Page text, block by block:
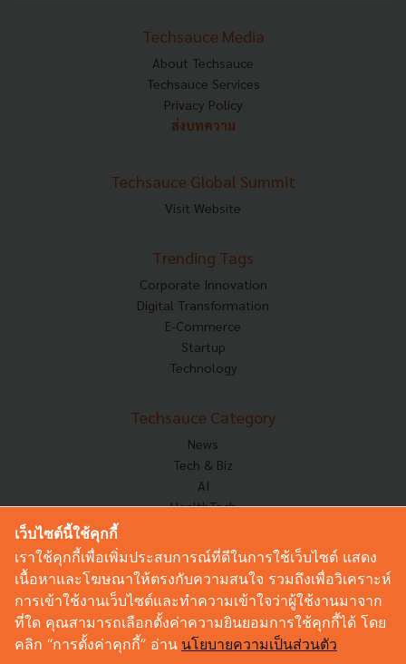
Techsauce Media
About Techsauce
Techsauce Services
Privacy Policy
ส่งบทความ
Techsauce Global Summit
Visit Website
Trending Tags
Corporate Innovation
Digital Transformation
E-Commerce
Startup
Technology
Techsauce Category
News
Tech & Biz
AI
HealthTech
Corp Innov
Saucy Thoughts
Sustainable
Videos
Podcast
เว็บไซต์นี้ใช้คุกกี้
เราใช้คุกกี้เพื่อเพิ่มประสบการณ์ที่ดีในการใช้เว็บไซต์ แสดง
เนื้อหาและโฆษณาให้ตรงกับความสนใจ รวมถึงเพื่อวิเคราะห์
การเข้าใช้งานเว็บไซต์และทำความเข้าใจว่าผู้ใช้งานมาจาก
ที่ใด คุณสามารถเลือกตั้งค่าความยินยอมการใช้คุกกี้ได้ โดย
คลิก “การตั้งค่าคุกกี้” อ่าน นโยบายความเป็นส่วนตัว